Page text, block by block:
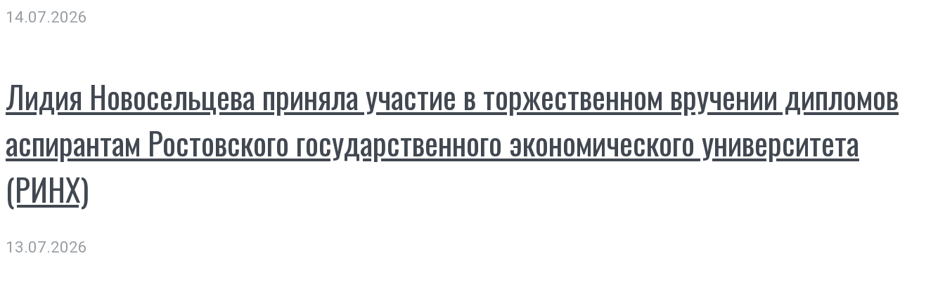
14.07.2026
Лидия Новосельцева приняла участие в торжественном вручении дипломов
аспирантам Ростовского государственного экономического университета
(РИНХ)
13.07.2026